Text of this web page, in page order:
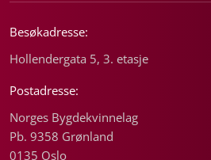
Besøkadresse:
Hollendergata 5, 3. etasje
Postadresse:
Norges Bygdekvinnelag
Pb. 9358 Grønland
0135 Oslo